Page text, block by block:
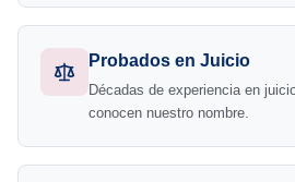
Probados en Juicio
Décadas de experiencia en
conocen nuestro nombre.